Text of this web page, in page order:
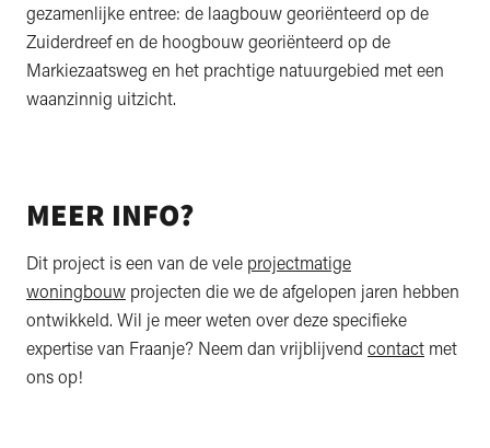
gezamenlijke entree: de laagbouw georiënteerd op de
Zuiderdreef en de hoogbouw georiënteerd op de
Markiezaatsweg en het prachtige natuurgebied met een
waanzinnig uitzicht.
MEER INFO?
Dit project is een van de vele projectmatige
woningbouw projecten die we de afgelopen jaren hebben
ontwikkeld. Wil je meer weten over deze specifieke
expertise van Fraanje? Neem dan vrijblijvend contact met
ons op!